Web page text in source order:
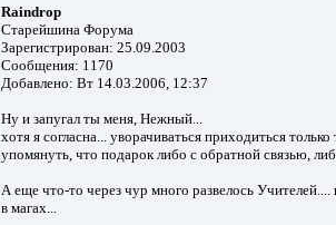
Raindrop
Старейшина Форума
Зарегистрирован: 25.09.2003
Сообщения: 1170
Добавлено: Вт 14.03.2006, 12:37
Ну и запугал ты меня, Нежный...
хотя я согласна... уворачиваться приходиться
упомянуть, что подарок либо с обратной связью,
А еще что-то через чур много развелось
в магах...